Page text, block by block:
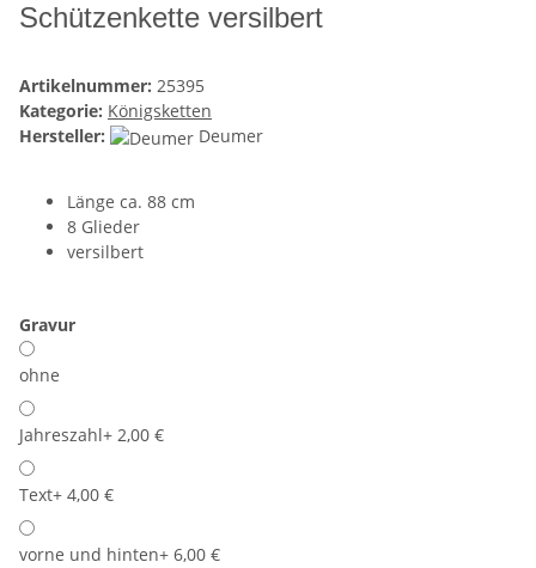
Schützenkette versilbert
Artikelnummer: 25395
Kategorie: Königsketten
Hersteller:
Deumer
Länge ca. 88 cm
8 Glieder
versilbert
Gravur
ohne
Jahreszahl+ 2,00 €
Text+ 4,00 €
vorne und hinten+ 6,00 €